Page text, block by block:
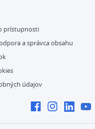
prístupnosti
a správca obsahu
údajov